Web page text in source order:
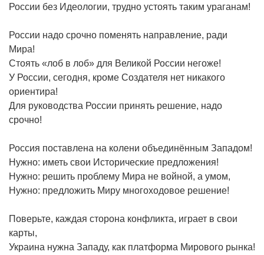
России без Идеологии, трудно устоять таким ураганам!
России надо срочно поменять направление, ради
Мира!
Стоять «лоб в лоб» для Великой России негоже!
У России, сегодня, кроме Создателя нет никакого
ориентира!
Для руководства России принять решение, надо
срочно!
Россия поставлена на колени объединённым Западом!
Нужно: иметь свои Исторические предложения!
Нужно: решить проблему Мира не войной, а умом,
Нужно: предложить Миру многоходовое решение!
Поверьте, каждая сторона конфликта, играет в свои
карты,
Украина нужна Западу, как платформа Мирового рынка!